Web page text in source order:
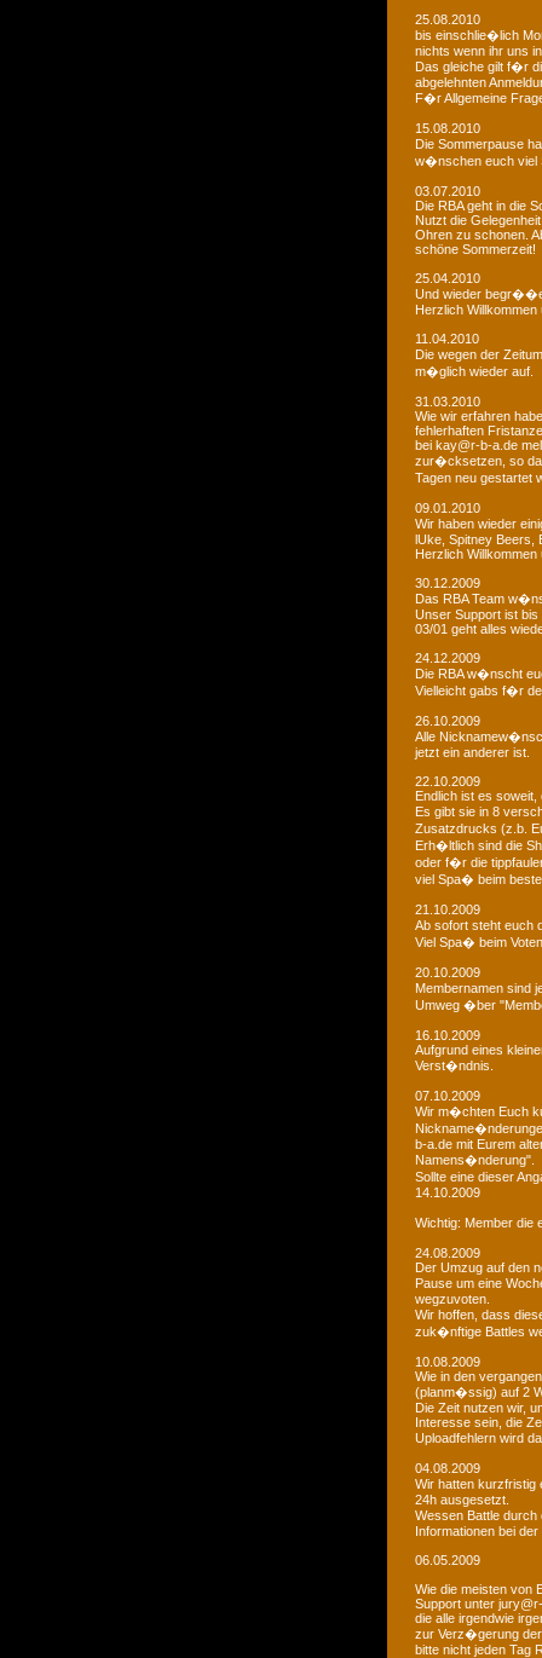
25.08.2010
bis einschlie�lich
nichts wenn ihr uns
Das gleiche gilt f�r
abgelehnten
F�r Allgemeine
15.08.2010
Die Sommerpause
w�nschen euch viel
03.07.2010
Die RBA geht in die
Nutzt die
Ohren zu schonen.
schöne Sommerzeit!
25.04.2010
Und wieder
Herzlich Willkommen
11.04.2010
Die wegen der
m�glich wieder auf.
31.03.2010
Wie wir erfahren
fehlerhaften
bei kay@r-b-a.de
zur�cksetzen, so
Tagen neu gestartet
09.01.2010
Wir haben wieder
lUke, Spitney Beers,
Herzlich Willkommen
30.12.2009
Das RBA Team
Unser Support ist bis
03/01 geht alles
24.12.2009
Die RBA w�nscht
Vielleicht gabs f�r
26.10.2009
Alle
jetzt ein anderer ist.
22.10.2009
Endlich ist es soweit,
Es gibt sie in 8
Zusatzdrucks (z.b.
Erh�ltlich sind die
oder f�r die
viel Spa� beim
21.10.2009
Ab sofort steht euch
Viel Spa� beim
20.10.2009
Membernamen sind
Umweg �ber
16.10.2009
Aufgrund eines
Verst�ndnis.
07.10.2009
Wir m�chten Euch
b-a.de mit Eurem
Namens�nderung".
Sollte eine dieser
14.10.2009
Wichtig: Member die
24.08.2009
Der Umzug auf den
Pause um eine
wegzuvoten.
Wir hoffen, dass
zuk�nftige Battles
10.08.2009
Wie in den
(planm�ssig) auf 2
Die Zeit nutzen wir,
Interesse sein, die
Uploadfehlern wird
04.08.2009
Wir hatten kurzfristig
24h ausgesetzt.
Wessen Battle
Informationen bei
06.05.2009
Wie die meisten von
Support unter
die alle irgendwie
zur Verz�gerung der
bitte nicht jeden Tag